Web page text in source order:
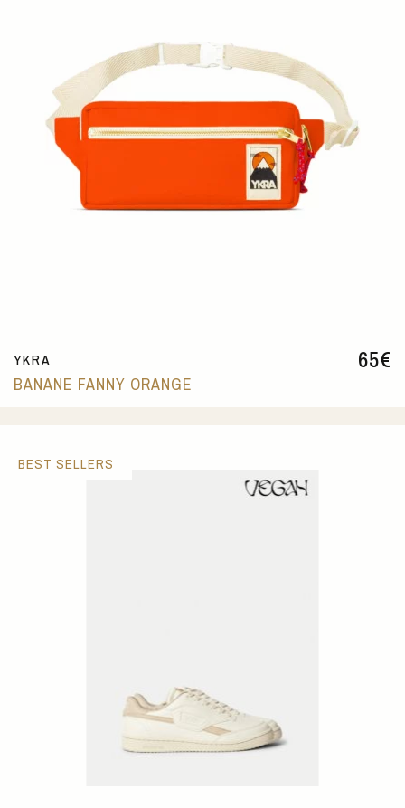
65€
YKRA
BANANE FANNY ORANGE
BEST SELLERS